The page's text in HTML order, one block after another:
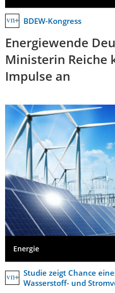
BDEW-Kongress
Energiewende
Ministerin Reiche
Impulse an
Energie
Studie zeigt Chance
Wasserstoff- und